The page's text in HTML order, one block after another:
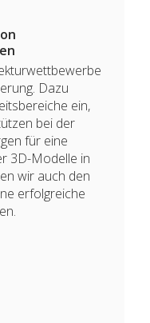
Dazu
ein,
bei der
für eine
3D-Modelle in
wir auch den
erfolgreiche